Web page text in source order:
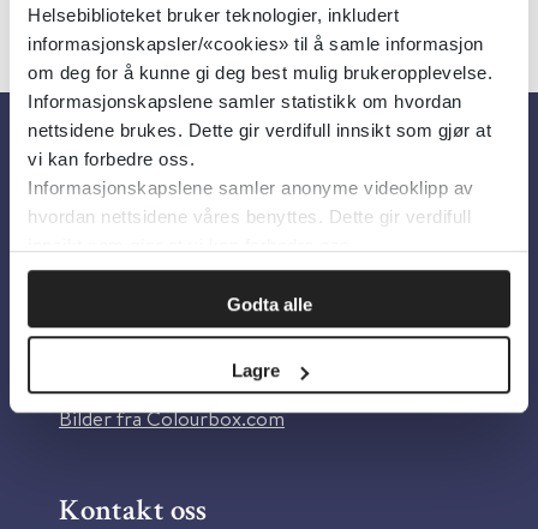
Helsebiblioteket bruker teknologier, inkludert
informasjonskapsler/«cookies» til å samle informasjon
om deg for å kunne gi deg best mulig brukeropplevelse.
Informasjonskapslene samler statistikk om hvordan
nettsidene brukes. Dette gir verdifull innsikt som gjør at
vi kan forbedre oss.
Informasjonskapslene samler anonyme videoklipp av
hvordan nettsidene våres benyttes. Dette gir verdifull
Godta alle
Lagre
Om oss
Om Helsebiblioteket
Personvern og informasjonskapsler
Tilgjengelighetserklæring
Information in English
Bilder fra Colourbox.com
Kontakt oss